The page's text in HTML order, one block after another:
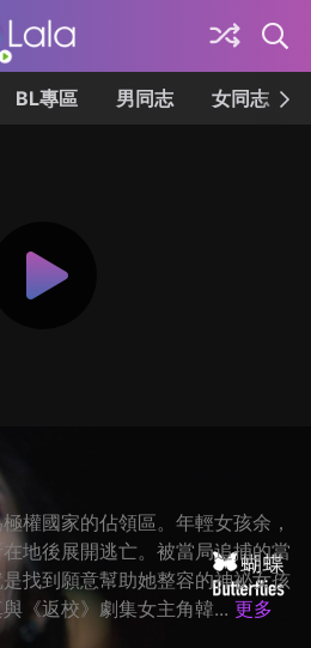
BL專區 男同志 女同志
權國家的佔領區。年輕女孩余，
地後展開逃亡。被當局追捕的當
找到願意幫助她整容的神祕女孩
《返校》劇集女主角韓... 更多